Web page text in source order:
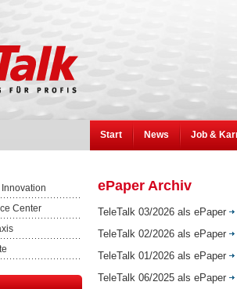
Start News Job &
Center
ePaper Archiv
TeleTalk 03/2026 als ePaper
TeleTalk 02/2026 als ePaper
TeleTalk 01/2026 als ePaper
TeleTalk 06/2025 als ePaper